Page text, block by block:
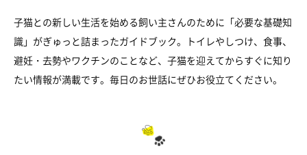
子猫との新しい生活を始める飼い主さんのために「必要な基礎知
識」がぎゅっと詰まったガイドブック。トイレやしつけ、食事、
避妊・去勢やワクチンのことなど、子猫を迎えてからすぐに知り
たい情報が満載です。毎日のお世話にぜひお役立てください。